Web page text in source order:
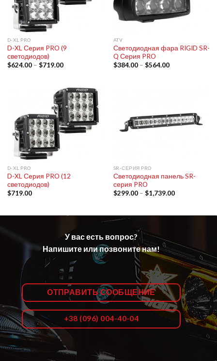
D-XL PRO
D-XL Серия PRO (9
светодиодов)
$624.00– $719.00
ATV
Светодиодная фара RIGID SR-
Q Серия PRO
$384.00– $564.00
D-XL PRO
D-XL Серия PRO (12
светодиодов)
$719.00
SR-СЕРИЯ PRO
Светодиодная панель SR-
серия PRO
$299.00– $1,739.00
У вас есть вопрос?
Напишите или позвоните нам!
ОТПРАВИТЬ СООБЩЕНИЕ
+38 (096) 004-40-04